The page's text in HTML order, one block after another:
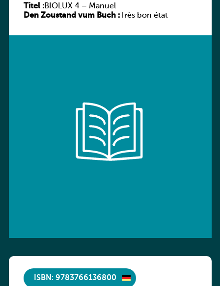
Titel :BIOLUX 4 – Manuel
Den Zoustand vum Buch :Très bon état
ISBN: 9783766136800